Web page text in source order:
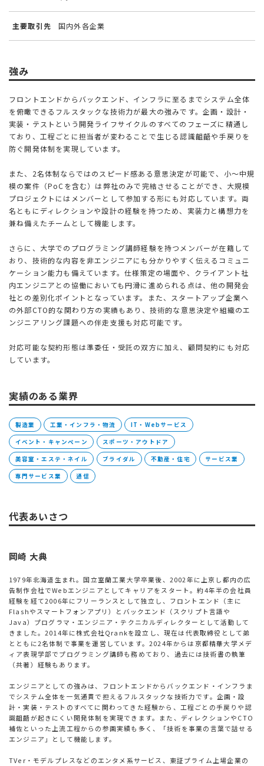
主要取引先 国内外各企業
強み
フロントエンドからバックエンド、インフラに至るまでシステム全体
を俯瞰できるフルスタックな技術力が最大の強みです。企画・設計・
実装・テストという開発ライフサイクルのすべてのフェーズに精通し
ており、工程ごとに担当者が変わることで生じる認識齟齬や手戻りを
防ぐ開発体制を実現しています。
また、2名体制ならではのスピード感ある意思決定が可能で、小〜中規
模の案件（PoCを含む）は弊社のみで完結させることができ、大規模
プロジェクトにはメンバーとして参加する形にも対応しています。両
名ともにディレクションや設計の経験を持つため、実装力と構想力を
兼ね備えたチームとして機能します。
さらに、大学でのプログラミング講師経験を持つメンバーが在籍して
おり、技術的な内容を非エンジニアにも分かりやすく伝えるコミュニ
ケーション能力も備えています。仕様策定の場面や、クライアント社
内エンジニアとの協働においても円滑に進められる点は、他の開発会
社との差別化ポイントとなっています。また、スタートアップ企業へ
の外部CTO的な関わり方の実績もあり、技術的な意思決定や組織のエ
ンジニアリング課題への伴走支援も対応可能です。
対応可能な契約形態は準委任・受託の双方に加え、顧問契約にも対応
しています。
実績のある業界
製造業 工業・インフラ・物流 IT・Webサービス
イベント・キャンペーン スポーツ・アウトドア
美容室・エステ・ネイル ブライダル 不動産・住宅 サービス業
専門サービス業 通信
代表あいさつ
岡崎 大典
1979年北海道生まれ。国立室蘭工業大学卒業後、2002年に上京し都内の広
告制作会社でWebエンジニアとしてキャリアをスタート。約4年半の会社員
経験を経て2006年にフリーランスとして独立し、フロントエンド（主に
Flashやスマートフォンアプリ）とバックエンド（スクリプト言語や
Java）プログラマ・エンジニア・テクニカルディレクターとして活動して
きました。2014年に株式会社Qrankを設立し、現在は代表取締役として弟
とともに2名体制で事業を運営しています。2024年からは京都精華大学メデ
ィア表現学部でプログラミング講師も務めており、過去には技術書の執筆
（共著）経験もあります。
エンジニアとしての強みは、フロントエンドからバックエンド・インフラま
でシステム全体を一気通貫で担えるフルスタックな技術力です。企画・設
計・実装・テストのすべてに関わってきた経験から、工程ごとの手戻りや認
識齟齬が起きにくい開発体制を実現できます。また、ディレクションやCTO
補佐といった上流工程からの参画実績も多く、「技術を事業の言葉で話せる
エンジニア」として機能します。
TVer・モデルプレスなどのエンタメ系サービス、東証プライム上場企業の